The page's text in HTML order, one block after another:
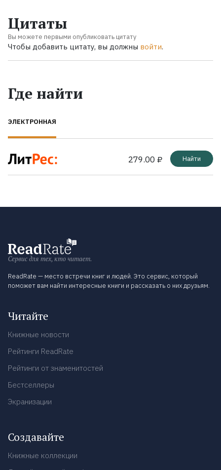
Цитаты
Вы можете первыми опубликовать цитату
Чтобы добавить цитату, вы должны войти.
Где найти
ЭЛЕКТРОННАЯ
279.00 ₽ Найти
Сервис для тех, кто читает.
ReadRate — место встречи книг и людей. Это сервис, который
поможет вам найти интересные книги и рассказать о них друзьям.
Читайте
Книжные новости
Рейтинги ReadRate
Рейтинги от знаменитостей
Бестселлеры
Экранизации
Создавайте
Книжные коллекции